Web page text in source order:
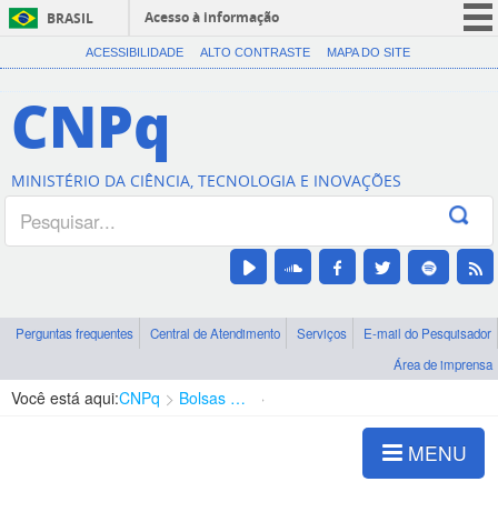
BRASIL
Acesso à informação
CORONAVÍRUS (COVID-19)
Canais
ACESSIBILIDADE ALTO CONTRASTE MAPA DO SITE
CNPq
MINISTÉRIO DA CIÊNCIA, TECNOLOGIA E INOVAÇÕES
Perguntas frequentes Central de Atendimento Serviços
E-mail do Pesquisador
Área de imprensa
Você está aqui:CNPq Bolsas e Auxílios Vigentes
MENU